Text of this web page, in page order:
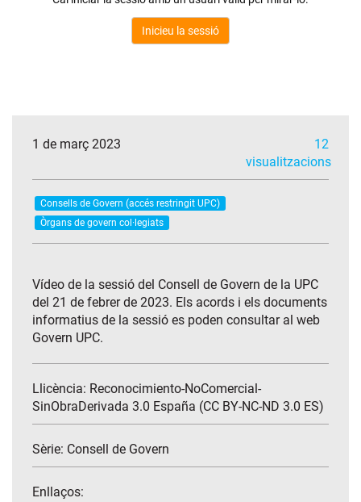
1 de març 2023
12
visualitzacions
Consells de Govern (accés restringit UPC)
Òrgans de govern col·legiats
Vídeo de la sessió del Consell de Govern de la UPC
del 21 de febrer de 2023. Els acords i els documents
informatius de la sessió es poden consultar al web
Govern UPC.
Llicència: Reconocimiento-NoComercial-
SinObraDerivada 3.0 España (CC BY-NC-ND 3.0 ES)
Sèrie: Consell de Govern
Enllaços: